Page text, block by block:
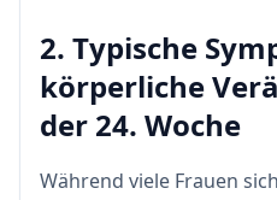
2. Typische
körperliche
der 24. Woche
Während viele Frauen